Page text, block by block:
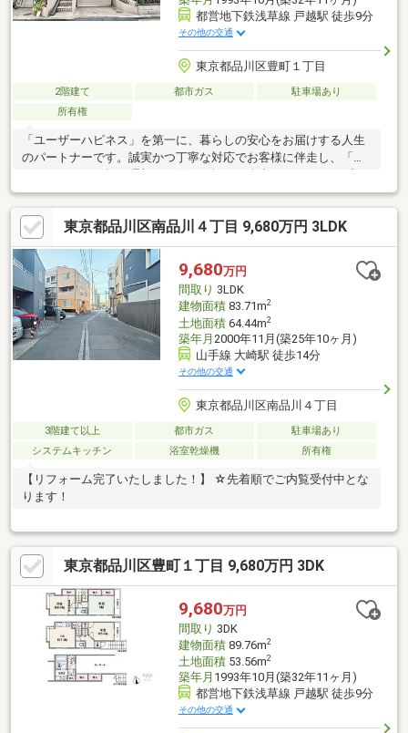
都営地下鉄浅草線 戸越駅 徒歩9分
その他の交通
東京都品川区豊町１丁目
2階建て 都市ガス
駐車場あり
所有権
「ユーザーハピネス」を第一に、暮らしの安心をお届けする人生
のパートナーです。誠実かつ丁寧な対応でお客様に伴走し、「あ
せていただきます。
東京都品川区南品川４丁目 9,680万円 3LDK
9,680万円
間取り 3LDK
建物面積83.71m2
土地面積64.44m2
築年月 2000年11月(築25年10ヶ月)
山手線 大崎駅 徒歩14分
その他の交通
東京都品川区南品川４丁目
3階建て以上 都市ガス
駐車場あり
システムキッチン
浴室乾燥機 所有権
【リフォーム完了いたしました！】 ☆先着順でご内覧受付中とな
ります！
東京都品川区豊町１丁目 9,680万円 3DK
9,680万円
間取り 3DK
建物面積89.76m2
土地面積53.56m2
築年月 1993年10月(築32年11ヶ月)
都営地下鉄浅草線 戸越駅 徒歩9分
その他の交通